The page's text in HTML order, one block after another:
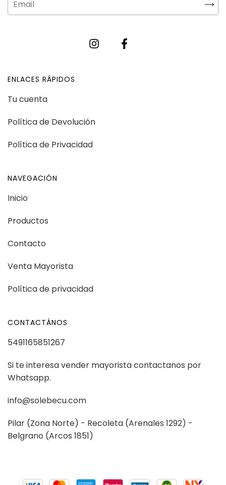
ENLACES RÁPIDOS
Tu cuenta
Política de Devolución
Política de Privacidad
NAVEGACIÓN
Inicio
Productos
Contacto
Venta Mayorista
Política de privacidad
CONTACTÁNOS
5491165851267
Si te interesa vender mayorista contactanos por
Whatsapp.
info@solebecu.com
Pilar (Zona Norte) - Recoleta (Arenales 1292) -
Belgrano (Arcos 1851)